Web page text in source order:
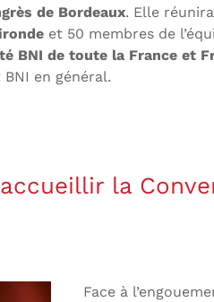
de Bordeaux. Elle
et 50 membres de
BNI de toute la France et
en général.
la
Face à